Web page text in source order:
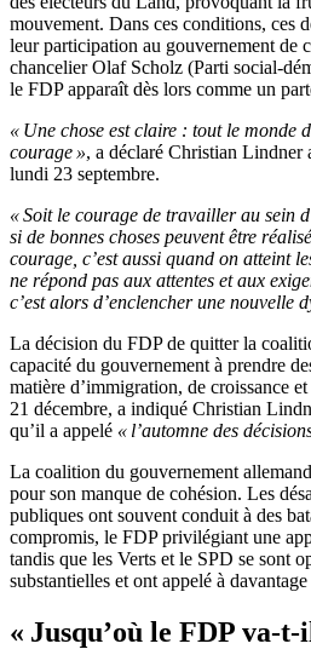
mouvement. Dans ces conditions, ces
leur participation au gouvernement de
chancelier Olaf Scholz (Parti social-
le FDP apparaît dès lors comme un
« Une chose est claire : tout le monde
courage », a déclaré Christian Lindner
lundi 23 septembre.
« Soit le courage de travailler au sein
si de bonnes choses peuvent être
courage, c’est aussi quand on atteint
ne répond pas aux attentes et aux
c’est alors d’enclencher une nouvelle
La décision du FDP de quitter la
capacité du gouvernement à prendre
matière d’immigration, de croissance
21 décembre, a indiqué Christian
qu’il a appelé « l’automne des
La coalition du gouvernement
pour son manque de cohésion. Les
publiques ont souvent conduit à des
compromis, le FDP privilégiant une
tandis que les Verts et le SPD se sont
substantielles et ont appelé à davantage
« Jusqu’où le FDP va-